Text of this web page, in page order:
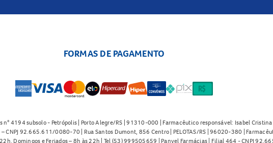
FORMAS DE PAGAMENTO
4194 subsolo - Petrópolis | Porto Alegre/RS | 91310-000 | Farmacêutico responsável: Isabel
92.665.611/0080-70 | Rua Santos Dumont, 856 Centro | PELOTAS/RS | 96020-380 |
Domingos e Feriados – 8h às 22h | Tel (53) 999505659 | Panvel Farmácias | Filial 464 - CNPJ